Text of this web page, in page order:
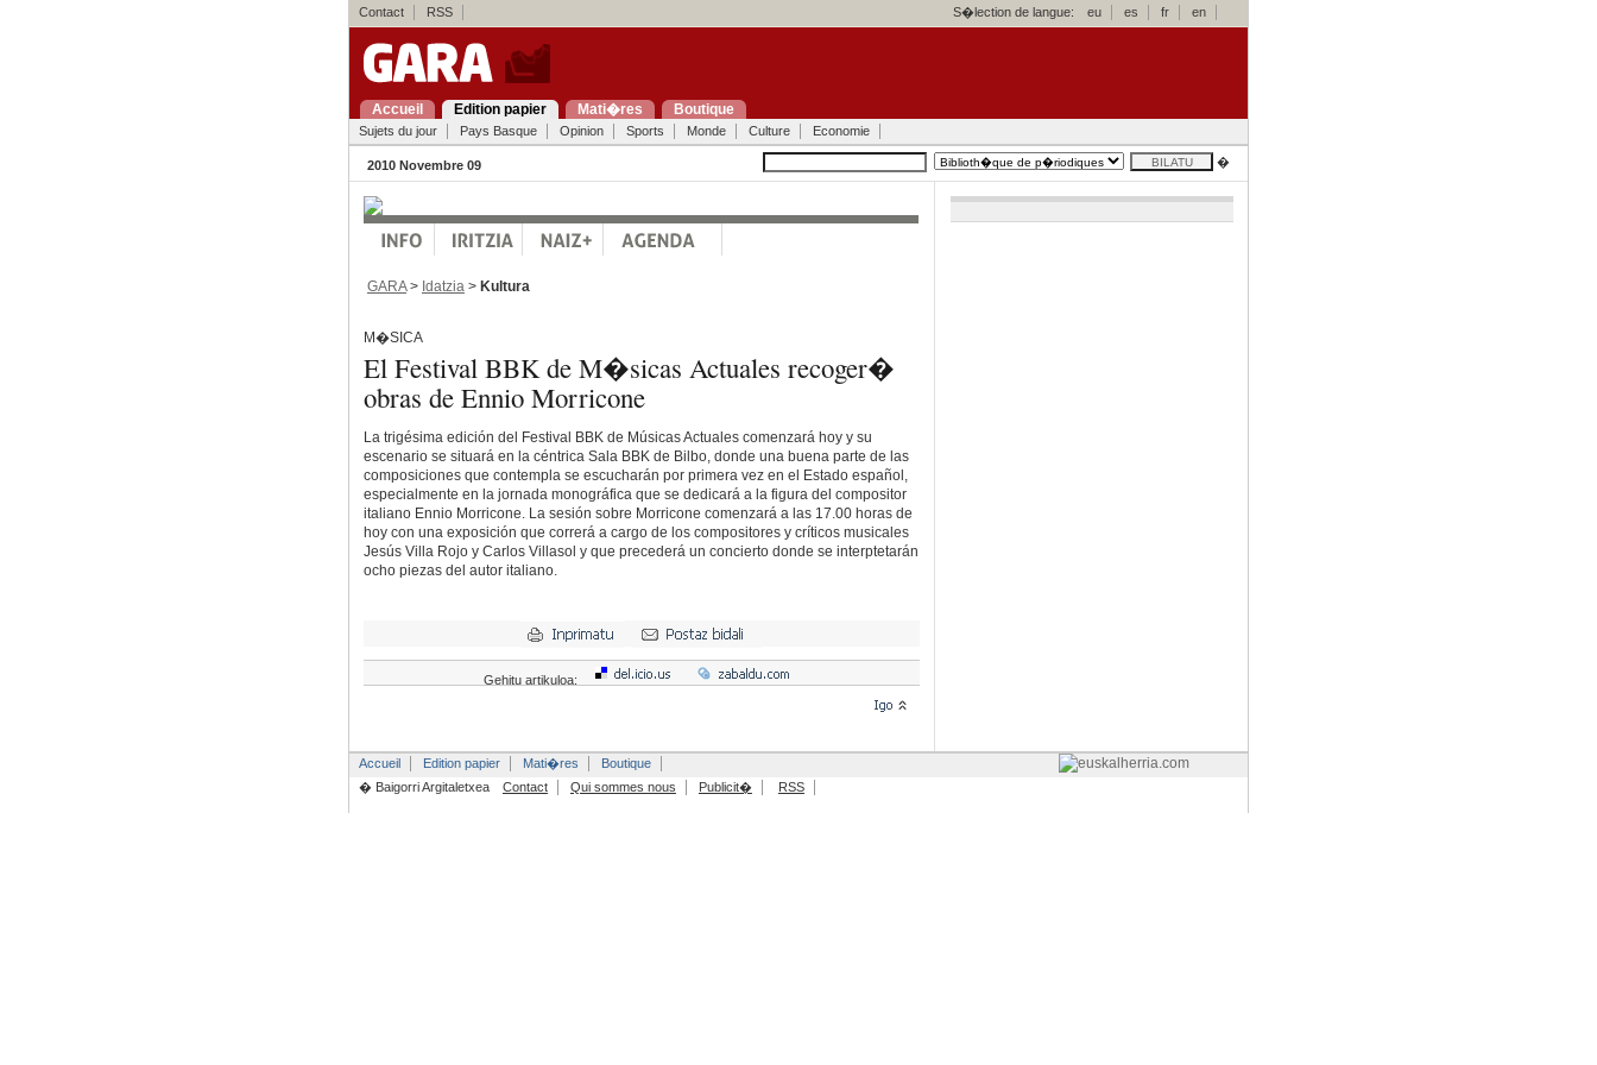
Contact RSS S�lection de langue: eu es fr en
Accueil Edition papier Mati�res Boutique
Sujets du jour Pays Basque Opinion Sports Monde Culture Economie
2010 Novembre 09 �
GARA> Idatzia > Kultura
M�SICA
El Festival BBK de M�sicas Actuales recoger�
obras de Ennio Morricone
La trigésima edición del Festival BBK de Músicas Actuales comenzará hoy y su
escenario se situará en la céntrica Sala BBK de Bilbo, donde una buena parte de las
composiciones que contempla se escucharán por primera vez en el Estado español,
especialmente en la jornada monográfica que se dedicará a la figura del compositor
italiano Ennio Morricone. La sesión sobre Morricone comenzará a las 17.00 horas de
hoy con una exposición que correrá a cargo de los compositores y críticos musicales
Jesús Villa Rojo y Carlos Villasol y que precederá un concierto donde se interptetarán
ocho piezas del autor italiano.
Gehitu artikuloa:
Accueil Edition papier Mati�res
Boutique
� Baigorri Argitaletxea
Contact Qui sommes nous Publicit� RSS